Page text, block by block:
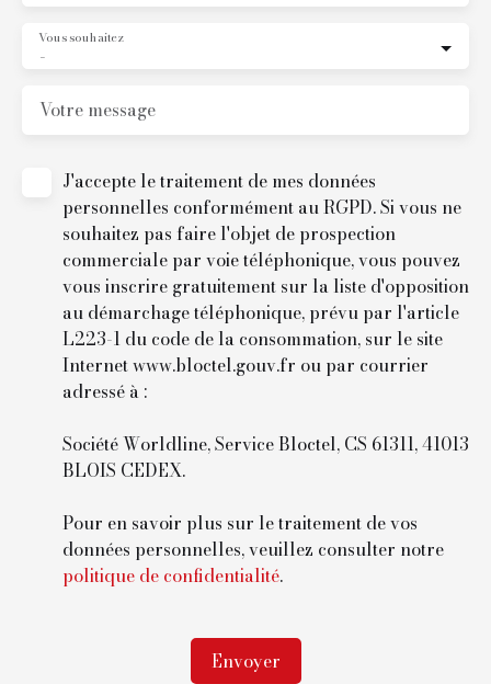
-
Vous souhaitez
Votre message
J'accepte le traitement de mes données
personnelles conformément au RGPD. Si vous ne
souhaitez pas faire l'objet de prospection
commerciale par voie téléphonique, vous pouvez
vous inscrire gratuitement sur la liste d'opposition
au démarchage téléphonique, prévu par l'article
L223-1 du code de la consommation, sur le site
Internet www.bloctel.gouv.fr ou par courrier
adressé à :
Société Worldline, Service Bloctel, CS 61311, 41013
BLOIS CEDEX.
Pour en savoir plus sur le traitement de vos
données personnelles, veuillez consulter notre
politique de confidentialité.
Envoyer